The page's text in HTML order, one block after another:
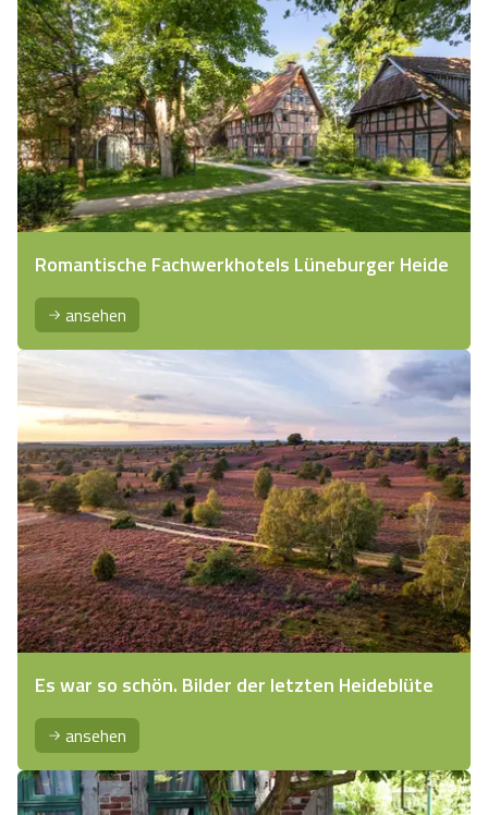
Romantische Fachwerkhotels Lüneburger Heide
ansehen
Es war so schön. Bilder der letzten Heideblüte
ansehen